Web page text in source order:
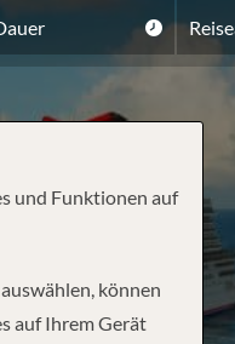
und Funktionen auf
können
auf Ihrem Gerät